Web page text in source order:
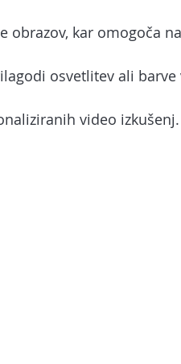
obrazov, kar omogoča
osvetlitev ali barve
video izkušenj.